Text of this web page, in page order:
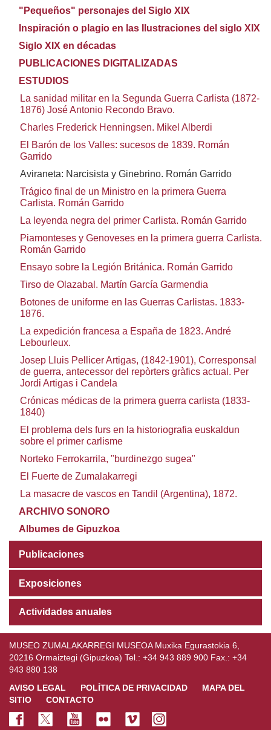
"Pequeños" personajes del Siglo XIX
Inspiración o plagio en las Ilustraciones del siglo XIX
Siglo XIX en décadas
PUBLICACIONES DIGITALIZADAS
ESTUDIOS
La sanidad militar en la Segunda Guerra Carlista (1872-
1876) José Antonio Recondo Bravo.
Charles Frederick Henningsen. Mikel Alberdi
El Barón de los Valles: sucesos de 1839. Román
Garrido
Aviraneta: Narcisista y Ginebrino. Román Garrido
Trágico final de un Ministro en la primera Guerra
Carlista. Román Garrido
La leyenda negra del primer Carlista. Román Garrido
Piamonteses y Genoveses en la primera guerra Carlista.
Román Garrido
Ensayo sobre la Legión Británica. Román Garrido
Tirso de Olazabal. Martín García Garmendia
Botones de uniforme en las Guerras Carlistas. 1833-
1876.
La expedición francesa a España de 1823. André
Lebourleux.
Josep Lluis Pellicer Artigas, (1842-1901), Corresponsal
de guerra, antecessor del repòrters gràfics actual. Per
Jordi Artigas i Candela
Crónicas médicas de la primera guerra carlista (1833-
1840)
El problema dels furs en la historiografia euskaldun
sobre el primer carlisme
Norteko Ferrokarrila, "burdinezgo sugea"
El Fuerte de Zumalakarregi
La masacre de vascos en Tandil (Argentina), 1872.
ARCHIVO SONORO
Albumes de Gipuzkoa
Publicaciones
Exposiciones
Actividades anuales
MUSEO ZUMALAKARREGI MUSEOA Muxika Egurastokia 6,
20216 Ormaiztegi (Gipuzkoa) Tel.: +34 943 889 900 Fax.: +34
943 880 138
AVISO LEGAL
POLÍTICA DE PRIVACIDAD
MAPA DEL
SITIO
CONTACTO